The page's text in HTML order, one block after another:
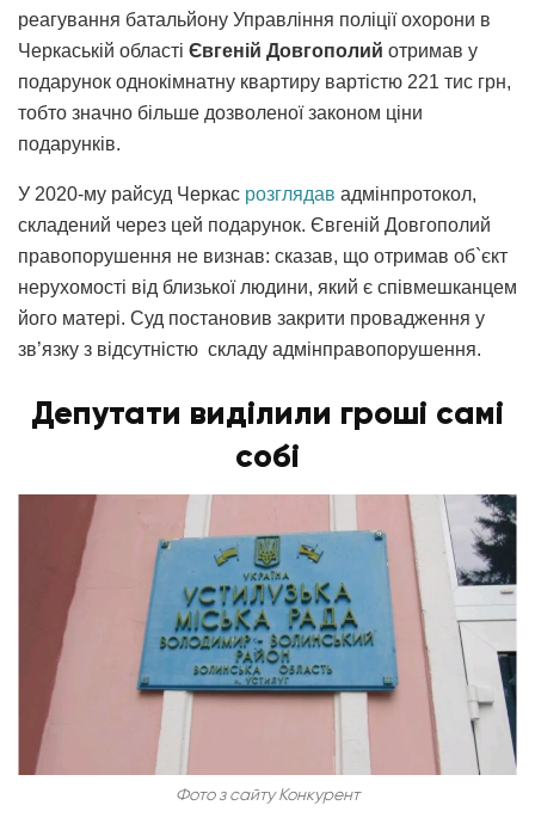
реагування батальйону Управління поліції охорони в
Черкаській області Євгеній Довгополий отримав у
подарунок однокімнатну квартиру вартістю 221 тис грн,
тобто значно більше дозволеної законом ціни
подарунків.
У 2020-му райсуд Черкас розглядав адмінпротокол,
складений через цей подарунок. Євгеній Довгополий
правопорушення не визнав: сказав, що отримав об`єкт
нерухомості від близької людини, який є співмешканцем
його матері. Суд постановив закрити провадження у
зв’язку з відсутністю складу адмінправопорушення.
Депутати виділили гроші самі
собі
Фото з сайту Конкурент